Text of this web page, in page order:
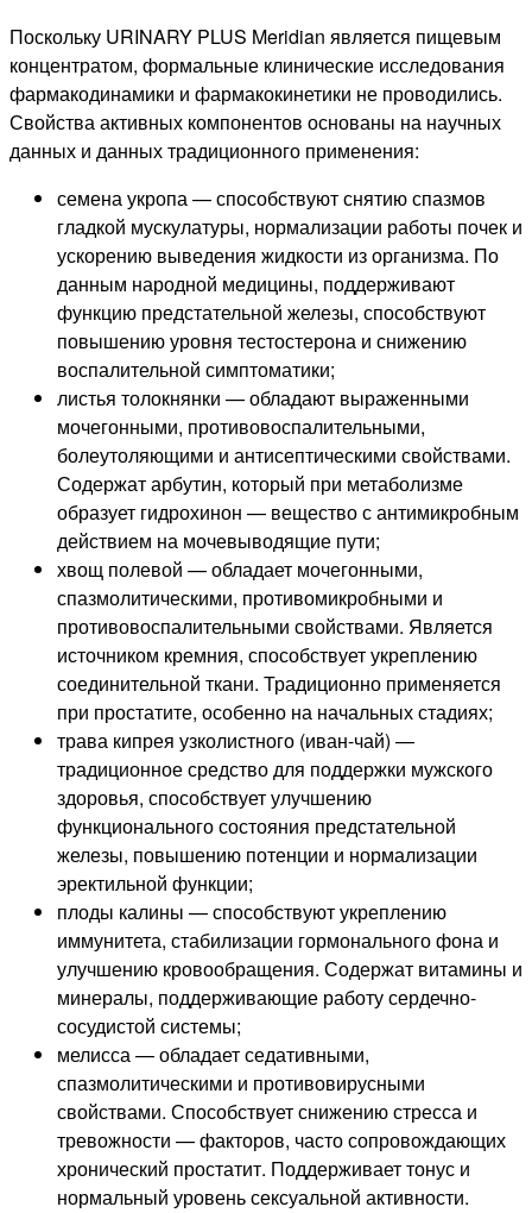
Поскольку URINARY PLUS Meridian является пищевым
концентратом, формальные клинические исследования
фармакодинамики и фармакокинетики не проводились.
Свойства активных компонентов основаны на научных
данных и данных традиционного применения:
семена укропа — способствуют снятию спазмов
гладкой мускулатуры, нормализации работы почек и
ускорению выведения жидкости из организма. По
данным народной медицины, поддерживают
функцию предстательной железы, способствуют
повышению уровня тестостерона и снижению
воспалительной симптоматики;
листья толокнянки — обладают выраженными
мочегонными, противовоспалительными,
болеутоляющими и антисептическими свойствами.
Содержат арбутин, который при метаболизме
образует гидрохинон — вещество с антимикробным
действием на мочевыводящие пути;
хвощ полевой — обладает мочегонными,
спазмолитическими, противомикробными и
противовоспалительными свойствами. Является
источником кремния, способствует укреплению
соединительной ткани. Традиционно применяется
при простатите, особенно на начальных стадиях;
трава кипрея узколистного (иван-чай) —
традиционное средство для поддержки мужского
здоровья, способствует улучшению
функционального состояния предстательной
железы, повышению потенции и нормализации
эректильной функции;
плоды калины — способствуют укреплению
иммунитета, стабилизации гормонального фона и
улучшению кровообращения. Содержат витамины и
минералы, поддерживающие работу сердечно-
сосудистой системы;
мелисса — обладает седативными,
спазмолитическими и противовирусными
свойствами. Способствует снижению стресса и
тревожности — факторов, часто сопровождающих
хронический простатит. Поддерживает тонус и
нормальный уровень сексуальной активности.